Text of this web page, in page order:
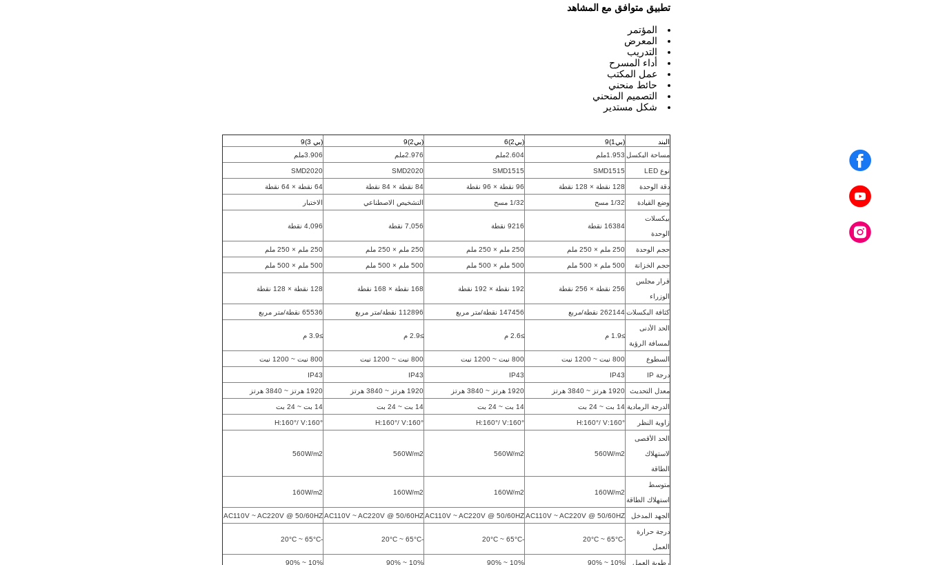
تطبيق متوافق مع المشاهد
المؤتمر
المعرض
التدريب
أداء المسرح
عمل المكتب
حائط منحني
التصميم المنحني
شكل مستدير
البند (بي1)9 (بي2)6 (بي2)9
(بي 3)9
مساحة البكسل 1.953ملم 2.604ملم 2.976ملم 3.906ملم
نوع LED SMD1515
SMD1515
SMD2020
SMD2020
دقة الوحدة 128 نقطة × 128 نقطة 96 نقطة × 96 نقطة 84 نقطة × 84 نقطة 64 نقطة × 64 نقطة
وضع القيادة 1/32 مسح 1/32 مسح التشخيص الاصطناعي الاختبار
بيكسلات
الوحدة
16384 نقطة 9216 نقطة 7,056 نقطة 4,096 نقطة
حجم الوحدة 250 ملم × 250 ملم 250 ملم × 250 ملم 250 ملم × 250 ملم 250 ملم × 250 ملم
حجم الخزانة 500 ملم × 500 ملم 500 ملم × 500 ملم 500 ملم × 500 ملم 500 ملم × 500 ملم
قرار مجلس
الوزراء
256 نقطة × 256 نقطة 192 نقطة × 192 نقطة 168 نقطة × 168 نقطة 128 نقطة × 128 نقطة
كثافة البكسلات262144 نقطة/مربع 147456 نقطة/متر مربع 112896 نقطة/متر مربع 65536 نقطة/متر مربع
الحد الأدنى
لمسافة الرؤية
≥1.9 م ≥2.6 م ≥2.9 م ≥3.9 م
السطوع 800 نيت ~ 1200 نيت 800 نيت ~ 1200 نيت 800 نيت ~ 1200 نيت 800 نيت ~ 1200 نيت
درجة IP IP43
IP43
IP43
IP43
معدل التحديث 1920 هرتز ~ 3840 هرتز 1920 هرتز ~ 3840 هرتز 1920 هرتز ~ 3840 هرتز 1920 هرتز ~ 3840 هرتز
الدرجة الرمادية 14 بت ~ 24 بت 14 بت ~ 24 بت 14 بت ~ 24 بت 14 بت ~ 24 بت
زاوية النظر H:160°/ V:160°
H:160°/ V:160°
H:160°/ V:160°
H:160°/ V:160°
الحد الأقصى
لاستهلاك
الطاقة
560W/m2
560W/m2
560W/m2
560W/m2
متوسط
استهلاك الطاقة
160W/m2
160W/m2
160W/m2
160W/m2
الجهد المدخل AC110V ~ AC220V @ 50/60HZ
AC110V ~ AC220V @ 50/60HZ
AC110V ~ AC220V @ 50/60HZ
AC110V ~ AC220V @ 50/60HZ
درجة حرارة
العمل
-20°C ~ 65°C
-20°C ~ 65°C
-20°C ~ 65°C
-20°C ~ 65°C
رطوبة العمل 10% ~ 90%
10% ~ 90%
10% ~ 90%
10% ~ 90%